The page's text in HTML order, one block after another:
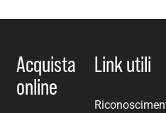
Acquista
online
Link utili